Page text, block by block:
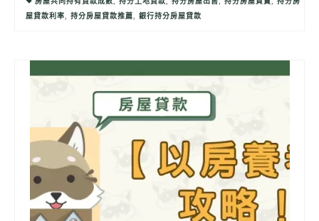
屋貸款利率, 持分房屋貸款推薦, 銀行持分房屋貸款